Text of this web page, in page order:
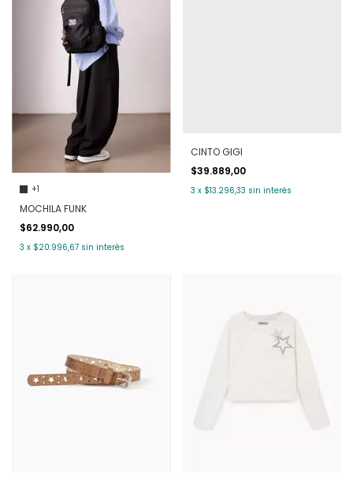
+1
MOCHILA FUNK
$62.990,00
3 x $20.996,67 sin interés
CINTO GIGI
$39.889,00
3 x $13.296,33 sin interés